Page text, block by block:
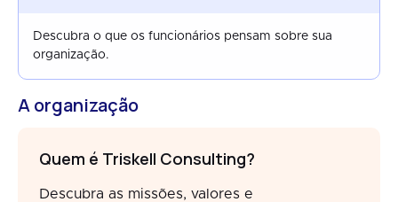
Descubra o que os funcionários pensam sobre sua
organização.
A organização
Quem é Triskell Consulting?
Descubra as missões, valores e